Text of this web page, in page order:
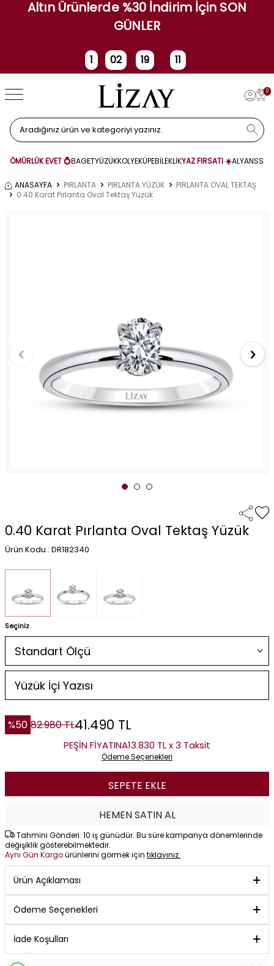
Altın Ürünlerde %30 İndirim İçin SON
GÜNLER
1
Gün
02
Saat
19 11
0
ÖMÜRLÜK EVET 💍BAGETYÜZÜKKOLYEKÜPEBİLEKLİKYAZ FIRSATI ☀️ALYANS
ANASAYFA PIRLANTA PIRLANTA YÜZÜK
PIRLANTA OVAL TEKTAŞ
0.40 Karat Pırlanta Oval Tektaş Yüzük
0.40 Karat Pırlanta Oval Tektaş Yüzük
Ürün Kodu : DR182340
Seçiniz
%50 82.980TL41.490 TL
PEŞİN FİYATINA13.830 TL x 3 Taksit
Ödeme Seçenekleri
SEPETE EKLE
HEMEN SATIN AL
Tahmini Gönderi: 10 iş günüdür. Bu süre kampanya dönemlerinde
değişiklik gösterebilmektedir.
Aynı Gün Kargoürünlerini görmek için tıklayınız.
Ürün Açıklaması
Ödeme Seçenekleri
İade Koşulları